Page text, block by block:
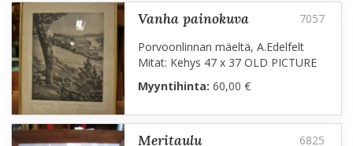
vanha painokuva
Porvoonlinnan mäeltä, A.Edelfelt
Mitat: Kehys 47 x 37 OLD PICTURE
Myyntihinta: 60,00 €
meritaulu